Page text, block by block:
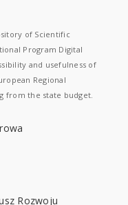
of Scientific
Program Digital
and usefulness of
Regional
from the state budget.